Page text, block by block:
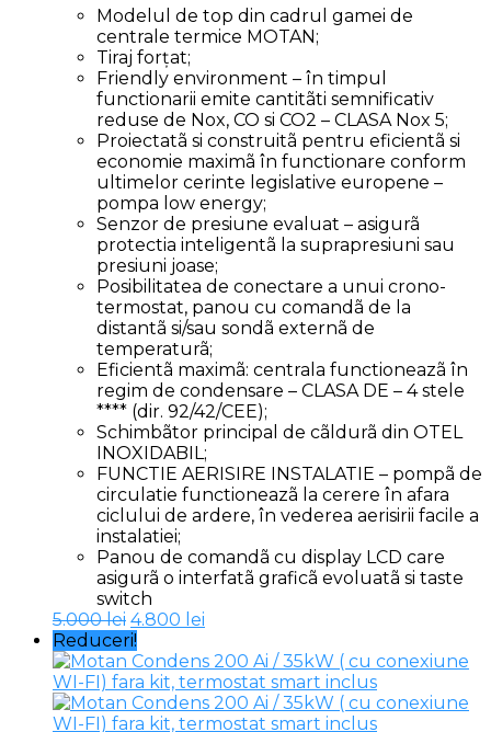
Modelul de top din cadrul gamei de
centrale termice MOTAN;
Tiraj forțat;
Friendly environment – în timpul
functionarii emite cantitãti semnificativ
reduse de Nox, CO si CO2 – CLASA Nox 5;
Proiectatã si construitã pentru eficientã si
economie maximã în functionare conform
ultimelor cerinte legislative europene –
pompa low energy;
Senzor de presiune evaluat – asigurã
protectia inteligentã la suprapresiuni sau
presiuni joase;
Posibilitatea de conectare a unui crono-
termostat, panou cu comandã de la
distantã si/sau sondã externã de
temperaturã;
Eficientã maximã: centrala functioneazã în
regim de condensare – CLASA DE – 4 stele
**** (dir. 92/42/CEE);
Schimbãtor principal de cãldurã din OTEL
INOXIDABIL;
FUNCTIE AERISIRE INSTALATIE – pompã de
circulatie functioneazã la cerere în afara
ciclului de ardere, în vederea aerisirii facile a
instalatiei;
Panou de comandã cu display LCD care
asigurã o interfatã graficã evoluatã si taste
switch
5.000lei Prețul
inițial
a
fost:
5.000 lei.
4.800 lei
este:
4.800 lei.
Reduceri!